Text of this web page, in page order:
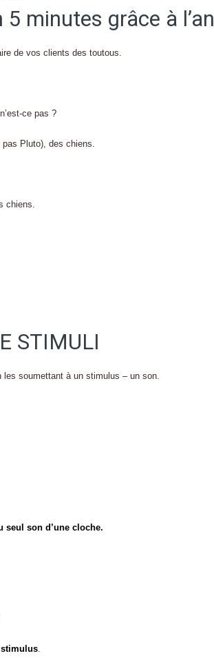
minutes grâce à
de vos clients des toutous.
ce pas ?
Pluto), des chiens.
chiens.
STIMULI
les soumettant à un stimulus – un son.
seul son d’une cloche.
stimulus.